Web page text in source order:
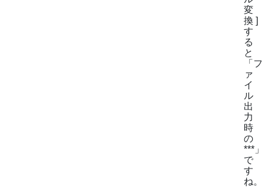
変
換 ]
す
る
と
「フ
ァ
イ
ル
出
力
時
の
***」
で
す
ね。